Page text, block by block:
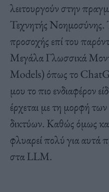
λειτουργούν στην
Τεχνητής Νοημοσύνης.
προσοχής επί του
Μεγάλα Γλωσσικά
Models) όπως το
μου το πιο ενδιαφέρον
έρχεται με τη μορφή
δικτύων. Καθώς όμως
φλυαρεί πολύ για αυτά
στα LLM.